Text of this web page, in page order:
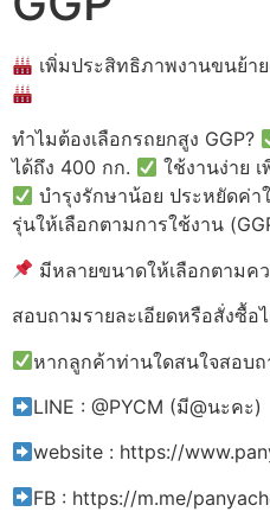
เพิ่มประสิทธิภาพงานขนย้า
ทำไมต้องเลือกรถยกสูง GGP?
ได้ถึง 400 กก.
ใช้งานง่าย
บำรุงรักษาน้อย ประหยัดค่า
รุ่นให้เลือกตามการใช้งาน
มีหลายขนาดให้เลือกตามค
สอบถามรายละเอียดหรือสั่งซื้อ
หากลูกค้าท่านใดสนใจสอบ
LINE : @PYCM (มี@นะคะ)
website : https://
FB : https://m.me/